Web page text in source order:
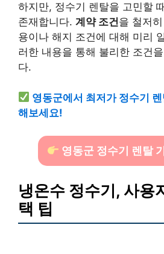
하지만, 정수기 렌탈을 고민할
존재합니다. 계약 조건을 철저
용이나 해지 조건에 대해 미리
러한 내용을 통해 불리한 조건
다.
영동군에서 최저가 정수기
해보세요!
영동군 정수기 렌탈
냉온수 정수기, 사용
택 팁